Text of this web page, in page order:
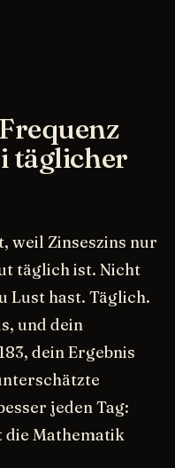
täglicher
weil Zinseszins nur
täglich ist. Nicht
Lust hast. Täglich.
und dein
dein Ergebnis
jeden Tag:
die Mathematik